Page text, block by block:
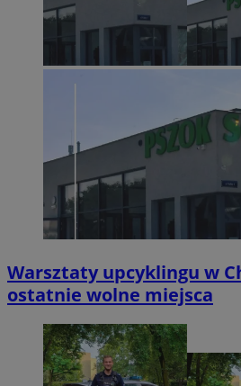
Warsztaty upcyklingu w
ostatnie wolne miejsca